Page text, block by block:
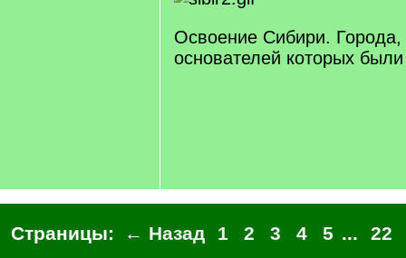
Освоение Сибири. Города,
основателей которых
Страницы: ← Назад 1 2 3 4 5 ...
22